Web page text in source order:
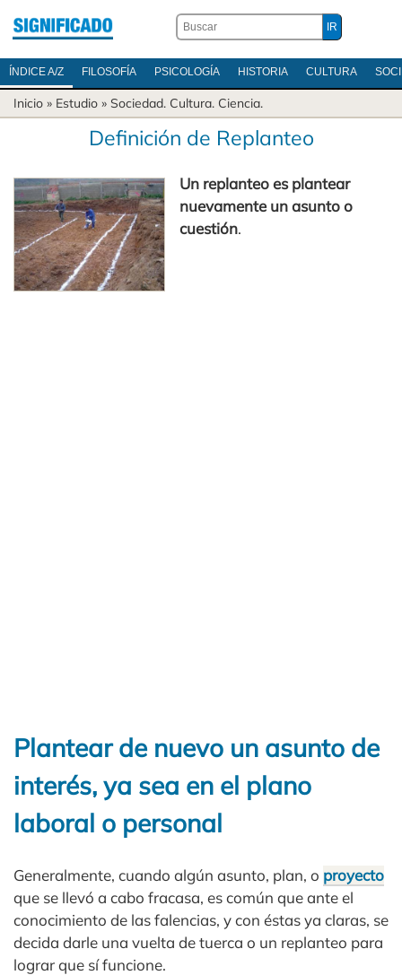
ÍNDICE A/Z FILOSOFÍA PSICOLOGÍA HISTORIA CULTURA
Inicio » Estudio » Sociedad. Cultura. Ciencia.
Definición de Replanteo
Un replanteo es plantear
nuevamente un asunto o
cuestión.
Plantear de nuevo un asunto de
interés, ya sea en el plano
laboral o personal
Generalmente, cuando algún asunto, plan, o proyecto
que se llevó a cabo fracasa, es común que ante el
conocimiento de las falencias, y con éstas ya claras, se
decida darle una vuelta de tuerca o un replanteo para
lograr que sí funcione.